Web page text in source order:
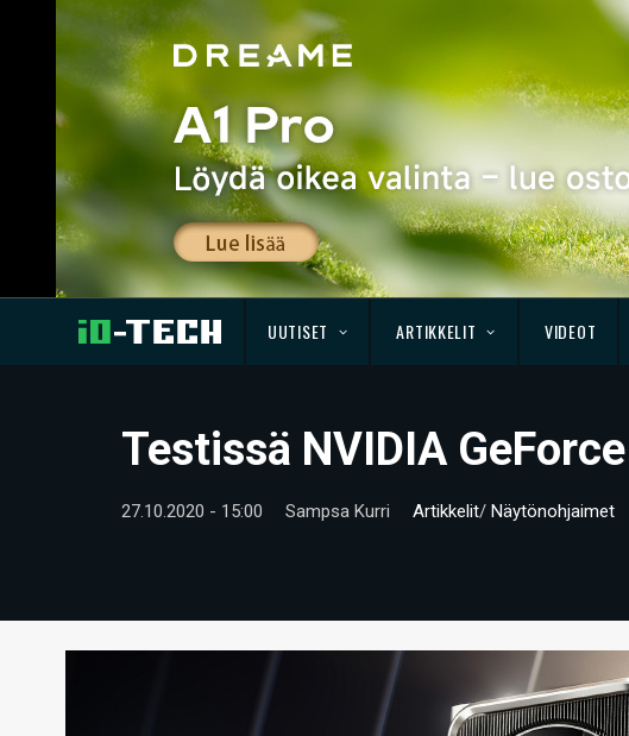
UUTISET ARTIKKELIT VIDEOT
Testissä NVIDIA
27.10.2020 - 15:00 Sampsa Kurri Artikkelit/ Näytönohjaimet